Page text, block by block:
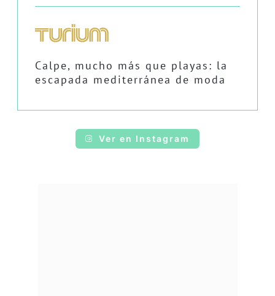
Calpe, mucho más que playas: la
escapada mediterránea de moda
Ver en Instagram